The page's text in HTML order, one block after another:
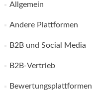
Allgemein
Andere Plattformen
B2B und Social Media
B2B-Vertrieb
Bewertungsplattformen